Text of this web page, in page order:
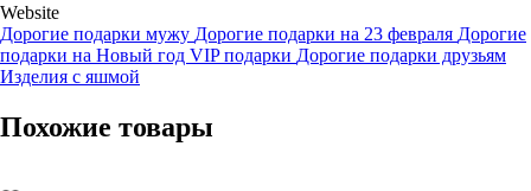
Website
Дорогие подарки мужу Дорогие подарки на 23 февраля Дорогие
подарки на Новый год VIP подарки Дорогие подарки друзьям
Изделия с яшмой
Похожие товары